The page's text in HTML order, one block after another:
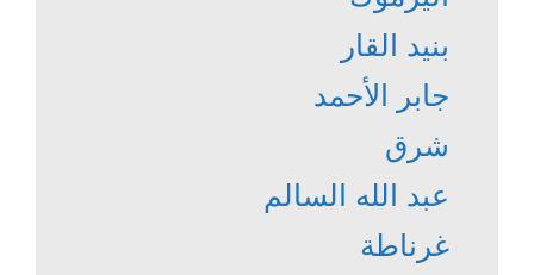
بنيد القار
جابر الأحمد
شرق
عبد الله السالم
غرناطة